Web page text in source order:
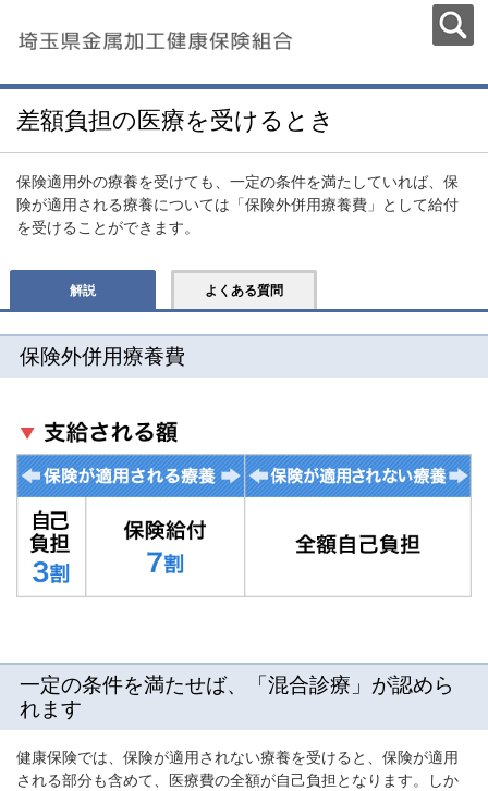
差額負担の医療を受けるとき
保険適用外の療養を受けても、一定の条件を満たしていれば、保
険が適用される療養については「保険外併用療養費」として給付
を受けることができます。
解説 よくある質問
保険外併用療養費
一定の条件を満たせば、「混合診療」が認めら
れます
健康保険では、保険が適用されない療養を受けると、保険が適用
される部分も含めて、医療費の全額が自己負担となります。しか